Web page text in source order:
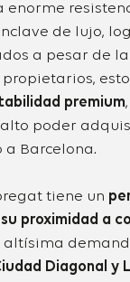
enorme
de lujo,
a pesar de
propietarios,
premium
poder
Barcelona.
tiene un
proximidad a
altísima
Diagonal y